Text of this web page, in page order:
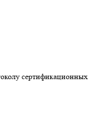
сертификационных